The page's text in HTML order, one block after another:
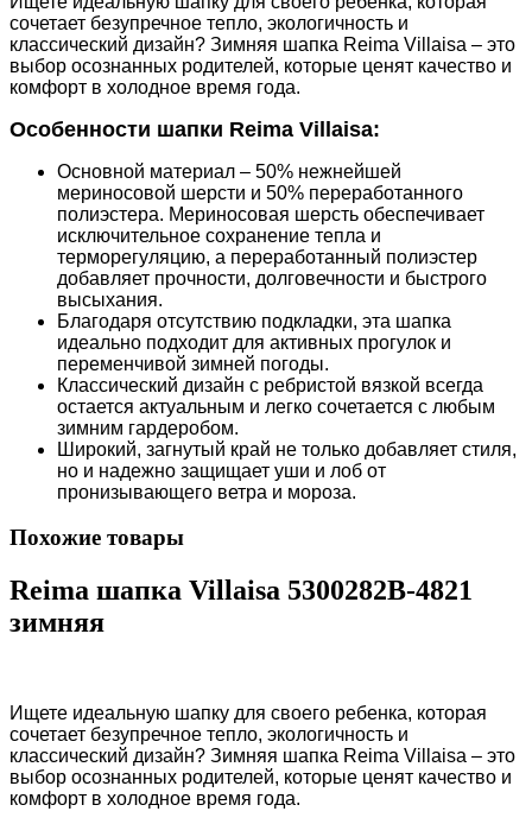
сочетает безупречное тепло, экологичность и
классический дизайн? Зимняя шапка Reima Villaisa – это
выбор осознанных родителей, которые ценят качество и
комфорт в холодное время года.
Особенности шапки Reima Villaisa:
Основной материал – 50% нежнейшей
мериносовой шерсти и 50% переработанного
полиэстера. Мериносовая шерсть обеспечивает
исключительное сохранение тепла и
терморегуляцию, а переработанный полиэстер
добавляет прочности, долговечности и быстрого
высыхания.
Благодаря отсутствию подкладки, эта шапка
идеально подходит для активных прогулок и
переменчивой зимней погоды.
Классический дизайн с ребристой вязкой всегда
остается актуальным и легко сочетается с любым
зимним гардеробом.
Широкий, загнутый край не только добавляет стиля,
но и надежно защищает уши и лоб от
пронизывающего ветра и мороза.
Похожие товары
Reima шапка Villaisa 5300282B-4821
зимняя
Ищете идеальную шапку для своего ребенка, которая
сочетает безупречное тепло, экологичность и
классический дизайн? Зимняя шапка Reima Villaisa – это
выбор осознанных родителей, которые ценят качество и
комфорт в холодное время года.